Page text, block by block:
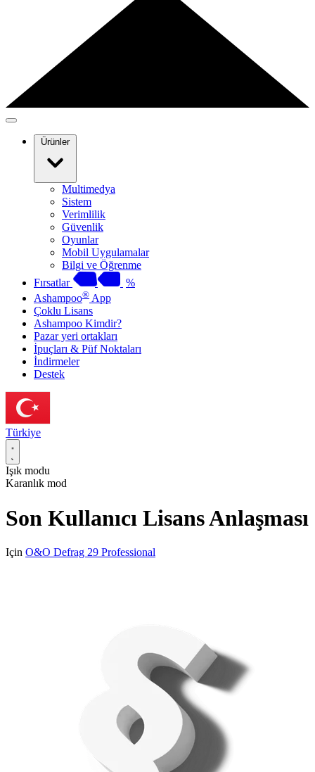
Ürünler
Multimedya
Sistem
Verimlilik
Güvenlik
Oyunlar
Mobil Uygulamalar
Bilgi ve Öğrenme
Fırsatlar
%
Ashampoo® App
Çoklu Lisans
Ashampoo Kimdir?
Pazar yeri ortakları
İpuçları & Püf Noktaları
İndirmeler
Destek
Türkiye
Işık modu
Karanlık mod
Son Kullanıcı Lisans Anlaşması
Için O&O Defrag 29 Professional